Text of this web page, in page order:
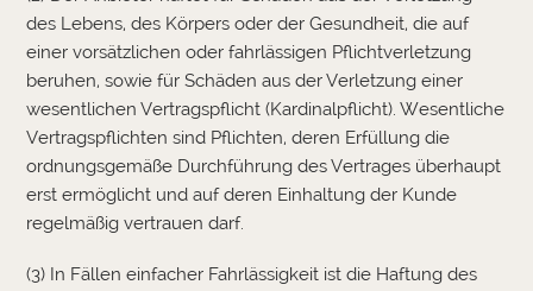
des Lebens, des Körpers oder der Gesundheit, die auf
einer vorsätzlichen oder fahrlässigen Pflichtverletzung
beruhen, sowie für Schäden aus der Verletzung einer
wesentlichen Vertragspflicht (Kardinalpflicht). Wesentliche
Vertragspflichten sind Pflichten, deren Erfüllung die
ordnungsgemäße Durchführung des Vertrages überhaupt
erst ermöglicht und auf deren Einhaltung der Kunde
regelmäßig vertrauen darf.
(3) In Fällen einfacher Fahrlässigkeit ist die Haftung des